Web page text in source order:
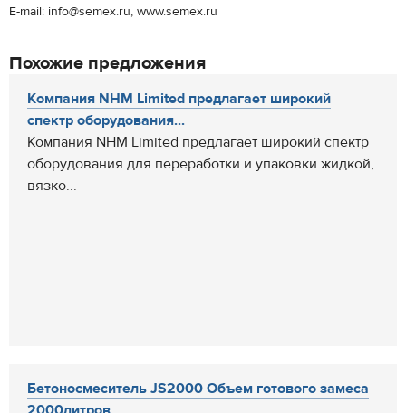
E-mail: info@semex.ru, www.semex.ru
Похожие предложения
Компания NHM Limited предлагает широкий
спектр оборудования...
Компания NHM Limited предлагает широкий спектр
оборудования для переработки и упаковки жидкой,
вязко...
Бетоносмеситель JS2000 Объем готового замеса